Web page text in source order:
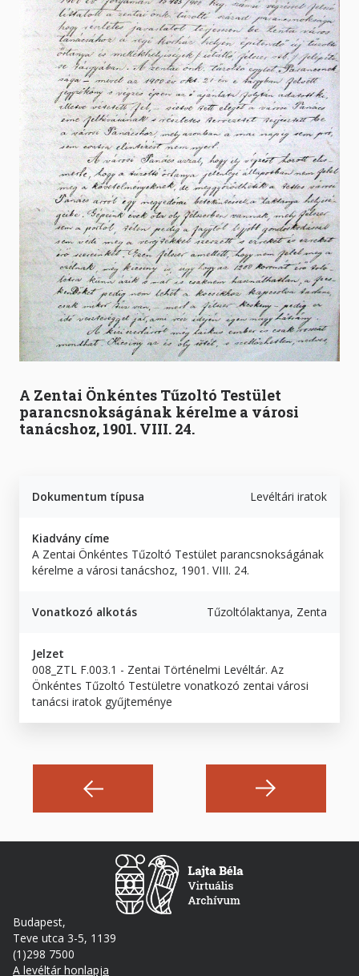
A Zentai Önkéntes Tűzoltó Testület
parancsnokságának kérelme a városi
tanácshoz, 1901. VIII. 24.
Dokumentum típusa Levéltári iratok
Kiadvány címe
A Zentai Önkéntes Tűzoltó Testület parancsnokságának
kérelme a városi tanácshoz, 1901. VIII. 24.
Vonatkozó alkotás Tűzoltólaktanya, Zenta
Jelzet
008_ZTL F.003.1 - Zentai Történelmi Levéltár. Az
Önkéntes Tűzoltó Testületre vonatkozó zentai városi
tanácsi iratok gyűjteménye
Budapest,
Teve utca 3-5, 1139
(1)298 7500
A levéltár honlapja